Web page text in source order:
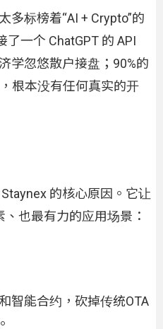
多标榜着“AI + Crypto”的
一个 ChatGPT 的 API
学忽悠散户接盘；90%的
根本没有任何真实的开
的核心原因。它让
也最有力的应用场景：
智能合约，砍掉传统OTA